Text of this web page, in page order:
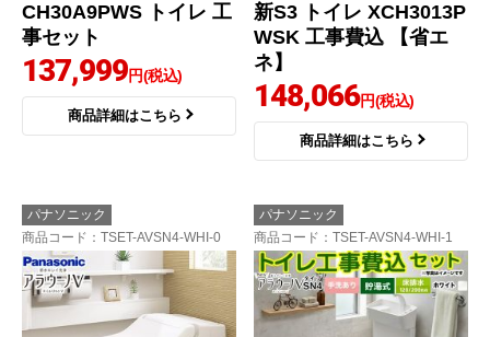
CH30A9PWS トイレ 工
事セット
137,999円(税込)
商品詳細はこちら
新S3 トイレ XCH3013P
WSK 工事費込 【省エ
ネ】
148,066円(税込)
商品詳細はこちら
パナソニック
商品コード ：TSET-AVSN4-WHI-0
パナソニック
商品コード ：TSET-AVSN4-WHI-1